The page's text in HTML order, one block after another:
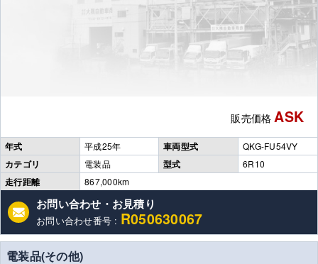
販売価格 ASK
年式 平成25年 車両型式 QKG-FU54VY
カテゴリ 電装品 型式 6R10
走行距離 867,000km
お問い合わせ・お見積り
お問い合わせ番号 : R050630067
電装品(その他)